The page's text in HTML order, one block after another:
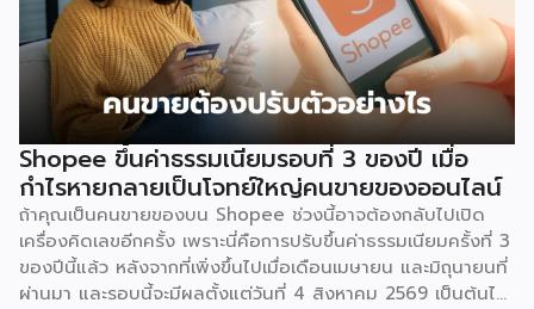
Shopee ขึ้นค่าธรรมเนียมรอบที่ 3 ของปี เมื่อ
กำไรหายกลายเป็นโจทย์ใหญ่คนขายของออนไลน์
ถ้าคุณเป็นคนขายของบน Shopee ช่วงนี้อาจต้องกลับไปเปิด
เครื่องคิดเลขอีกครั้ง เพราะนี่คือการปรับขึ้นค่าธรรมเนียมครั้งที่ 3
ของปีนี้แล้ว หลังจากที่เพิ่งขึ้นไปเมื่อเดือนเมษายน และมิถุนายนที่
ผ่านมา และรอบนี้จะมีผลตั้งแต่วันที่ 4 สิงหาคม 2569 เป็นต้นไป